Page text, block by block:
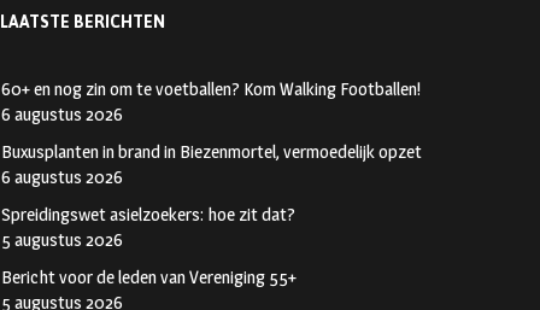
LAATSTE BERICHTEN
60+ en nog zin om te voetballen? Kom Walking Footballen!
6 augustus 2026
Buxusplanten in brand in Biezenmortel, vermoedelijk opzet
6 augustus 2026
Spreidingswet asielzoekers: hoe zit dat?
5 augustus 2026
Bericht voor de leden van Vereniging 55+
5 augustus 2026